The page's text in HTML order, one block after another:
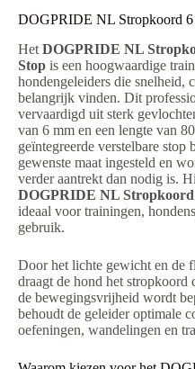
DOGPRIDE NL Stropkoord 6
Het DOGPRIDE NL
Stop is een hoogwaardige
hondengeleiders die snelheid,
belangrijk vinden. Dit
vervaardigd uit sterk
van 6 mm en een lengte van
geïntegreerde verstelbare stop
gewenste maat ingesteld en
verder aantrekt dan nodig is.
DOGPRIDE NL Stropkoord
ideaal voor trainingen,
gebruik.
Door het lichte gewicht en de
draagt de hond het stropkoord
de bewegingsvrijheid wordt
behoudt de geleider optimale
oefeningen, wandelingen en